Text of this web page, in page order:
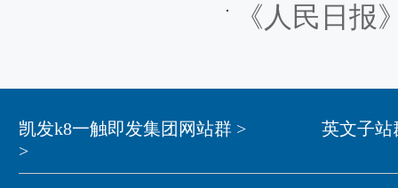
《人民日
凯发k8一触即发集团网站群 >
英文子站
>